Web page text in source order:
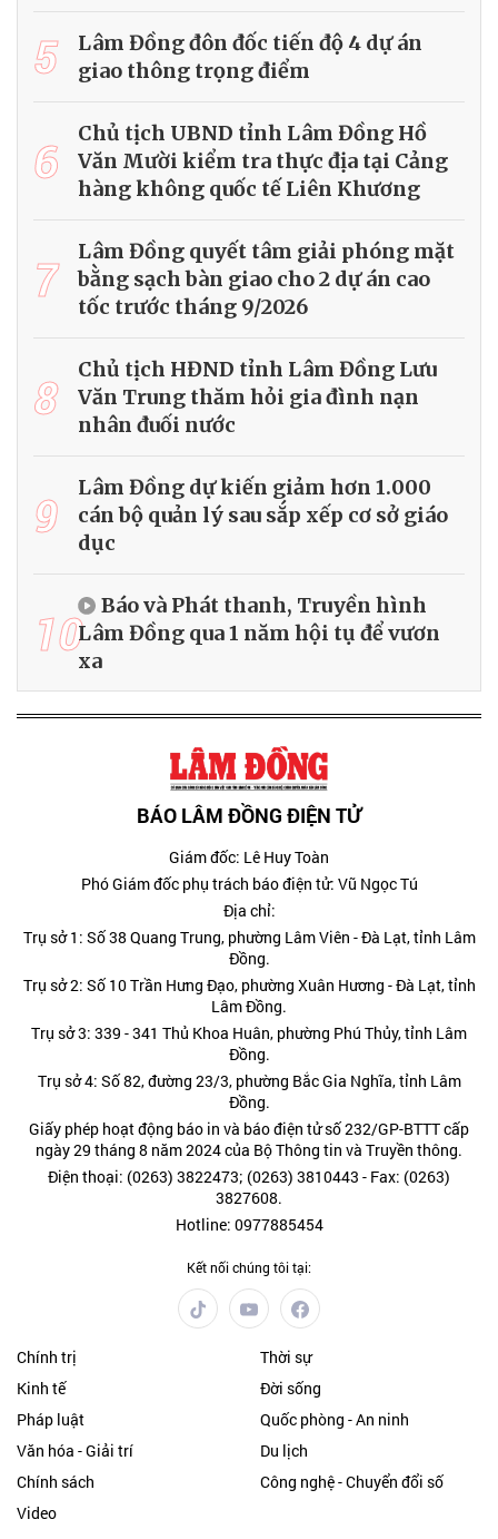
5
Lâm Đồng đôn đốc tiến độ 4 dự án
giao thông trọng điểm
6
Chủ tịch UBND tỉnh Lâm Đồng Hồ
Văn Mười kiểm tra thực địa tại Cảng
hàng không quốc tế Liên Khương
7
Lâm Đồng quyết tâm giải phóng mặt
bằng sạch bàn giao cho 2 dự án cao
tốc trước tháng 9/2026
8
Chủ tịch HĐND tỉnh Lâm Đồng Lưu
Văn Trung thăm hỏi gia đình nạn
nhân đuối nước
9
Lâm Đồng dự kiến giảm hơn 1.000
cán bộ quản lý sau sắp xếp cơ sở giáo
dục
10
Báo và Phát thanh, Truyền hình
Lâm Đồng qua 1 năm hội tụ để vươn
xa
BÁO LÂM ĐỒNG ĐIỆN TỬ
Giám đốc: Lê Huy Toàn
Phó Giám đốc phụ trách báo điện tử: Vũ Ngọc Tú
Địa chỉ:
Trụ sở 1: Số 38 Quang Trung, phường Lâm Viên - Đà Lạt, tỉnh Lâm
Đồng.
Trụ sở 2: Số 10 Trần Hưng Đạo, phường Xuân Hương - Đà Lạt, tỉnh
Lâm Đồng.
Trụ sở 3: 339 - 341 Thủ Khoa Huân, phường Phú Thủy, tỉnh Lâm
Đồng.
Trụ sở 4: Số 82, đường 23/3, phường Bắc Gia Nghĩa, tỉnh Lâm
Đồng.
Giấy phép hoạt động báo in và báo điện tử số 232/GP-BTTT cấp
ngày 29 tháng 8 năm 2024 của Bộ Thông tin và Truyền thông.
Điện thoại: (0263) 3822473; (0263) 3810443 - Fax: (0263)
3827608.
Hotline: 0977885454
Kết nối chúng tôi tại:
Chính trị
Thời sự
Kinh tế
Đời sống
Pháp luật
Quốc phòng - An ninh
Văn hóa - Giải trí
Du lịch
Chính sách
Công nghệ - Chuyển đổi số
Video